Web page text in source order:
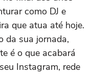
como DJ e
que atua até hoje.
da sua jornada,
é o que acabará
Instagram, rede